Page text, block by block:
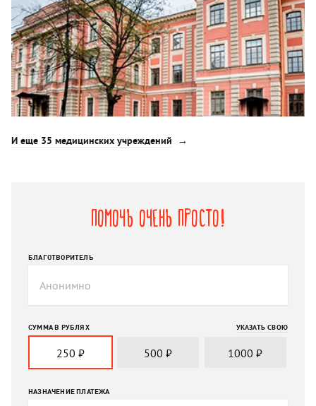
И еще 35 медицинских учреждений
Помочь очень просто!
БЛАГОТВОРИТЕЛЬ
СУММА В РУБЛЯХ
250 ₽ 500 ₽ 1000₽
УКАЗАТЬ СВОЮ
НАЗНАЧЕНИЕ ПЛАТЕЖА